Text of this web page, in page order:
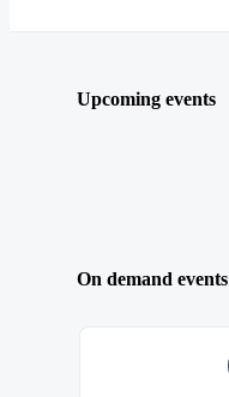
Upcoming events
On demand events